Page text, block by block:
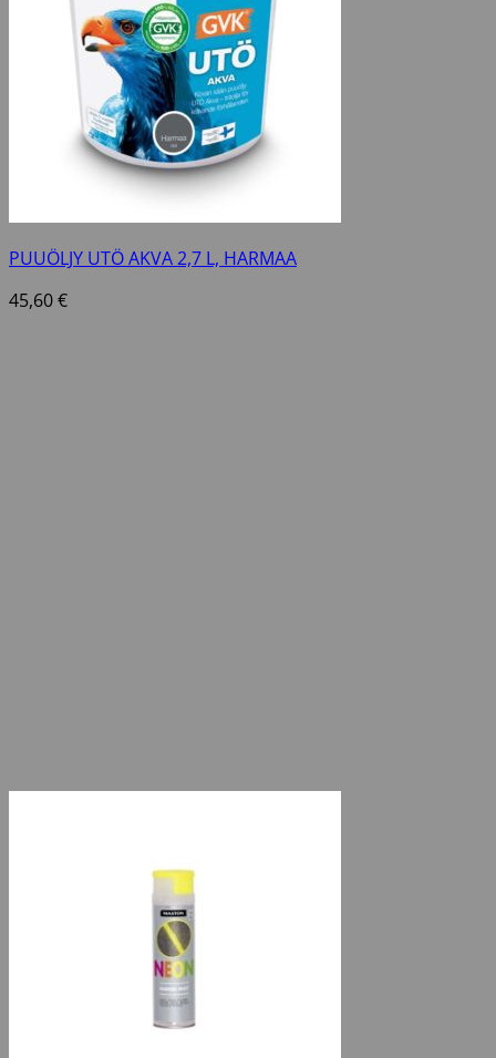
PUUÖLJY UTÖ AKVA 2,7 L, HARMAA
45,60€